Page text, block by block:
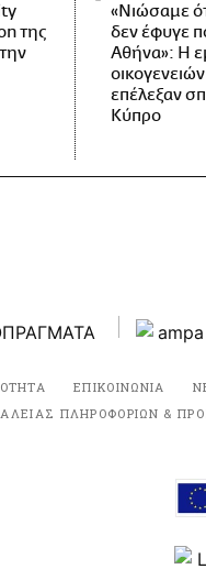
της
«Νιώσαμε
δεν έφυγε
Αθήνα»: Η
επέλεξαν
Κύπρο
ΕΠΙΚΟΙΝΩΝΙΑ
ΠΛΗΡΟΦΟΡΙΩΝ &